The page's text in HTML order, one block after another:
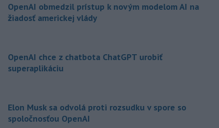
OpenAI obmedzil prístup k novým modelom AI na
žiadosť americkej vlády
OpenAI chce z chatbota ChatGPT urobiť
superaplikáciu
Elon Musk sa odvolá proti rozsudku v spore so
spoločnosťou OpenAI